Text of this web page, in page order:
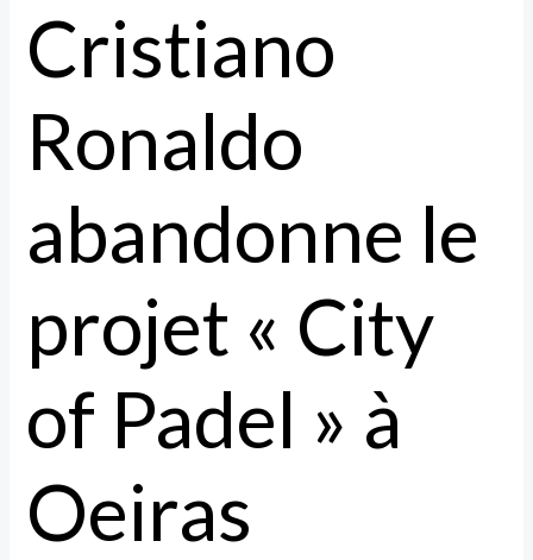
Cristiano
Ronaldo
abandonne le
projet « City
of Padel » à
Oeiras